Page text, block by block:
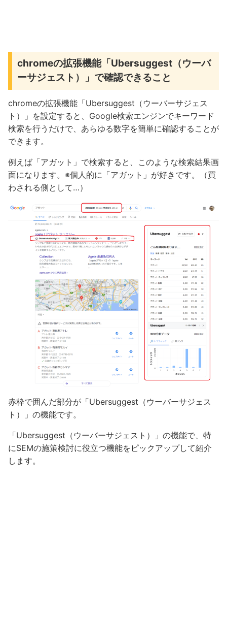
chromeの拡張機能「Ubersuggest（ウーバ
ーサジェスト）」で確認できること
chromeの拡張機能「Ubersuggest（ウーバーサジェス
ト）」を設定すると、Google検索エンジンでキーワード
検索を行うだけで、あらゆる数字を簡単に確認することが
できます。
例えば「アガット」で検索すると、このような検索結果画
面になります。※個人的に「アガット」が好きです。（買
わされる側として…）
赤枠で囲んだ部分が「Ubersuggest（ウーバーサジェス
ト）」の機能です。
「Ubersuggest（ウーバーサジェスト）」の機能で、特
にSEMの施策検討に役立つ機能をピックアップして紹介
します。